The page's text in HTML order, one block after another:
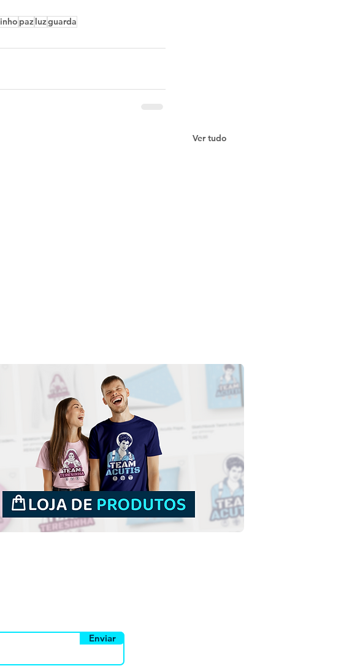
pazluzguarda
Ver tudo
Santo Anjo da Guarda |
Download Grátis Ilustração
Colorida sem fundo em PNG
Enviar